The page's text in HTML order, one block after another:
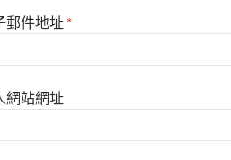
郵件地址 *
網站網址